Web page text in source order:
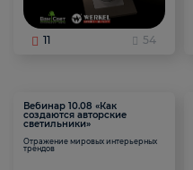
11 54
Вебинар 10.08 «Как
создаются авторские
светильники»
Отражение мировых интерьерных
трендов